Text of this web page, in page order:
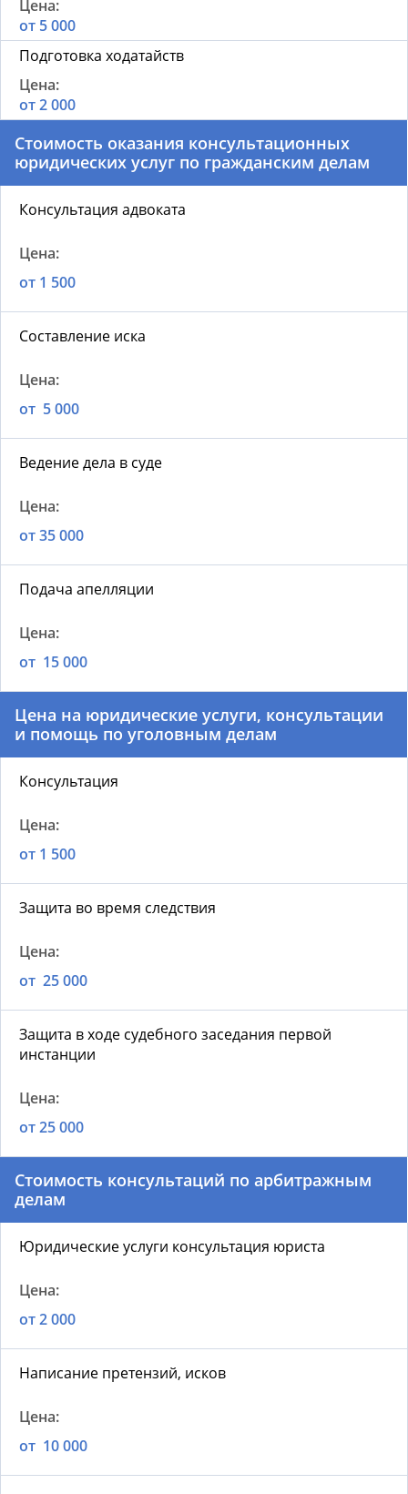
от 5 000
Подготовка ходатайств
от 2 000
Стоимость оказания консультационных
юридических услуг по гражданским делам
Консультация адвоката
от 1 500
Составление иска
от 5 000
Ведение дела в суде
от 35 000
Подача апелляции
от 15 000
Цена на юридические услуги, консультации
и помощь по уголовным делам
Консультация
от 1 500
Защита во время следствия
от 25 000
Защита в ходе судебного заседания первой
инстанции
от 25 000
Стоимость консультаций по арбитражным
делам
Юридические услуги консультация юриста
от 2 000
Написание претензий, исков
от 10 000